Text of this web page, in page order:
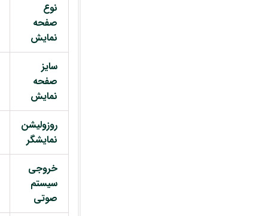
نوع
صفحه
نمایش
سایز
صفحه
نمایش
روزولیشن
نمایشگر
خروجی
سیستم
صوتی